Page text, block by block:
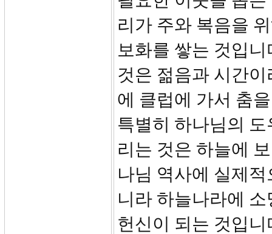
리가 주와 복음을
보화를 쌓는 것입
것은 젊음과 시간
에 클럽에 가서 춤
특별히 하나님의
리는 것은 하늘에
나님 역사에 실제
니라 하늘나라에
헌신이 되는 것입니